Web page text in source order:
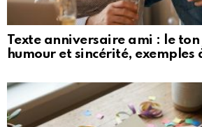
Texte anniversaire ami : le
humour et sincérité, exemples